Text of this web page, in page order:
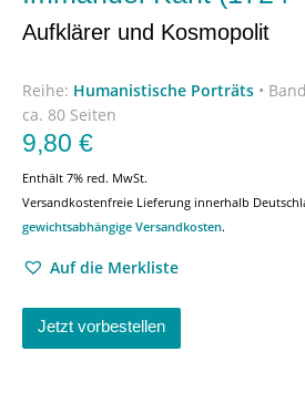
Aufklärer und Kosmopolit
Reihe: Humanistische Porträts •
ca. 80 Seiten
9,80 €
Enthält 7% red. MwSt.
Versandkostenfreie Lieferung innerhalb
gewichtsabhängige Versandkosten.
Auf die Merkliste
Jetzt vorbestellen